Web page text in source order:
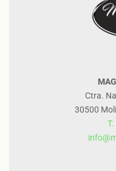
Ctra.
30500